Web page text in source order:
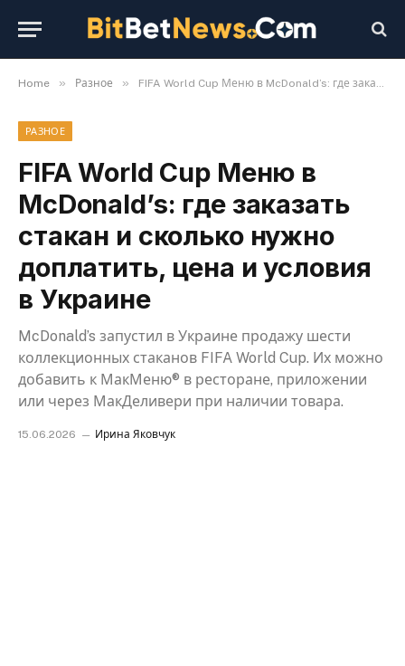
Home » Разное » FIFA World Cup Меню в McDonald’s: где заказать стакан и сколько нужно доплатить, цена и условия в Украине
РАЗНОЕ
FIFA World Cup Меню в
McDonald’s: где заказать
стакан и сколько нужно
доплатить, цена и условия
в Украине
McDonald’s запустил в Украине продажу шести
коллекционных стаканов FIFA World Cup. Их можно
добавить к МакМеню® в ресторане, приложении
или через МакДеливери при наличии товара.
15.06.2026 Ирина Яковчук